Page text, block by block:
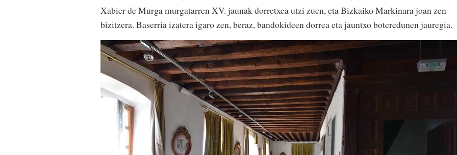
Xabier de Murga murgatarren XV. jaunak dorretxea utzi zuen, eta Bizkaiko Markinara joan zen
bizitzera. Baserria izatera igaro zen, beraz, bandokideen dorrea eta jauntxo boteredunen jauregia.